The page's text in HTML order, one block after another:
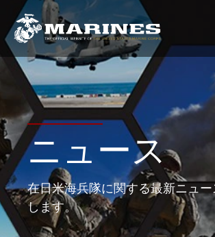
ニュース
在日米海兵隊に関する最新ニュ
します。